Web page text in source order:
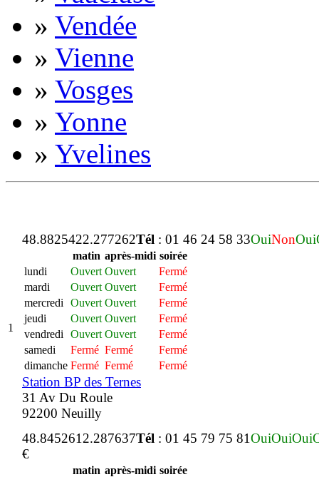
» Vendée
» Vienne
» Vosges
» Yonne
» Yvelines
1
48.8825422.277262Tél : 01 46 24 58 33OuiNonOui
matin après-midi soirée
lundi
Ouvert Ouvert
Fermé
mardi
Ouvert Ouvert
Fermé
mercredi
Ouvert Ouvert
Fermé
jeudi
Ouvert Ouvert
Fermé
vendredi
Ouvert Ouvert
Fermé
samedi
Fermé Fermé
Fermé
dimanche Fermé Fermé Fermé
Station BP des Ternes
31 Av Du Roule
92200 Neuilly
48.845261 2.287637Tél : 01 45 79 75 81OuiOuiOui
€
matin après-midi soirée